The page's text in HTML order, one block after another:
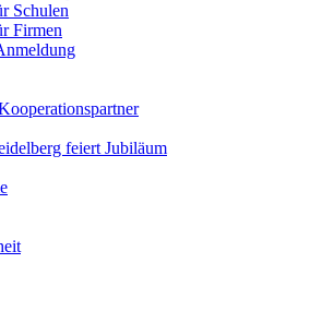
Schulen
Firmen
feiert Jubiläum